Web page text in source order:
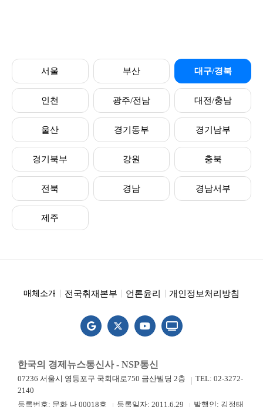
서울 부산 대구/경북
인천 광주/전남 대전/충남
울산 경기동부 경기남부
경기북부 강원 충북
전북 경남 경남서부
제주
매체소개 전국취재본부 언론윤리 개인정보처리방침
한국의 경제뉴스통신사 - NSP통신
07236 서울시 영등포구 국회대로750 금산빌딩 2층
TEL: 02-3272-
2140
등록번호: 문화 나 00018호
등록일자: 2011.6.29 발행인: 김정태